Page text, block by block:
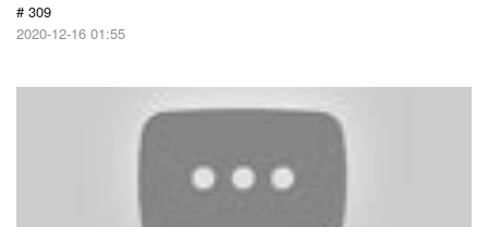
# 309
2020-12-16 01:55